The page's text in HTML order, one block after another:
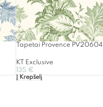
Tapetai Provence PV20604
KT Exclusive
135 €
Į Krepšelį